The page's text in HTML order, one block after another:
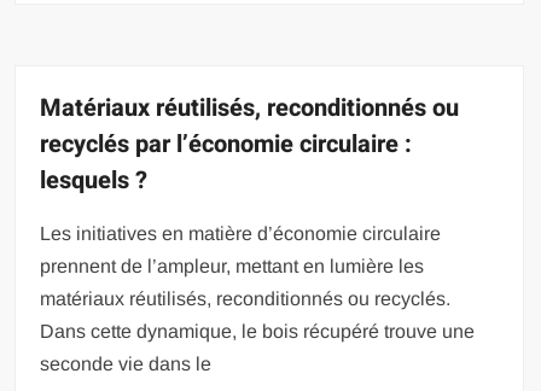
Matériaux réutilisés, reconditionnés ou
recyclés par l’économie circulaire :
lesquels ?
Les initiatives en matière d’économie circulaire
prennent de l’ampleur, mettant en lumière les
matériaux réutilisés, reconditionnés ou recyclés.
Dans cette dynamique, le bois récupéré trouve une
seconde vie dans le